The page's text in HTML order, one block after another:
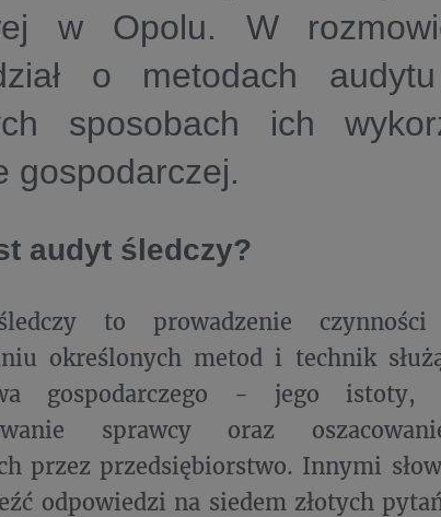
w Opolu. W
o metodach
sposobach ich
gospodarczej.
audyt śledczy?
to prowadzenie czynności
określonych metod i technik
gospodarczego - jego istoty,
sprawcy oraz
przez przedsiębiorstwo. Innymi
odpowiedzi na siedem złotych